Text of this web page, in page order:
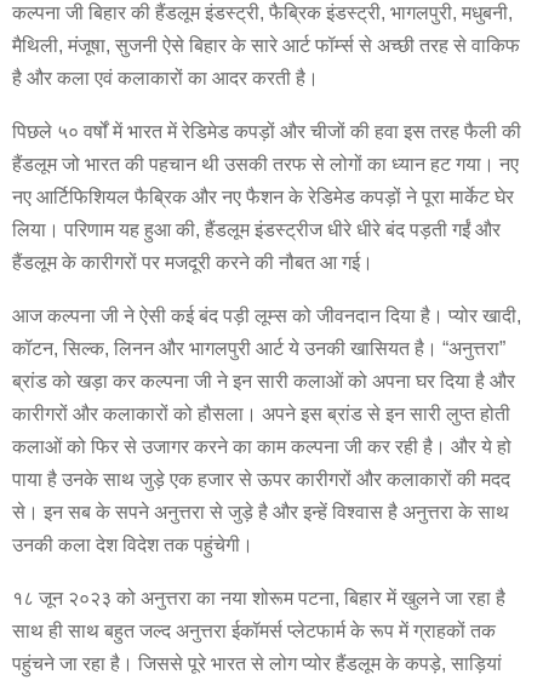
कल्पना जी बिहार की हैंडलूम इंडस्ट्री, फैब्रिक इंडस्ट्री, भागलपुरी, मधुबनी,
मैथिली, मंजूषा, सुजनी ऐसे बिहार के सारे आर्ट फॉर्म्स से अच्छी तरह से वाकिफ
है और कला एवं कलाकारों का आदर करती है।
पिछले ५० वर्षों में भारत में रेडिमेड कपड़ों और चीजों की हवा इस तरह फैली की
हैंडलूम जो भारत की पहचान थी उसकी तरफ से लोगों का ध्यान हट गया। नए
नए आर्टिफिशियल फैब्रिक और नए फैशन के रेडिमेड कपड़ों ने पूरा मार्केट घेर
लिया। परिणाम यह हुआ की, हैंडलूम इंडस्ट्रीज धीरे धीरे बंद पड़ती गईं और
हैंडलूम के कारीगरों पर मजदूरी करने की नौबत आ गई।
आज कल्पना जी ने ऐसी कई बंद पड़ी लूम्स को जीवनदान दिया है। प्योर खादी,
कॉटन, सिल्क, लिनन और भागलपुरी आर्ट ये उनकी खासियत है। “अनुत्तरा”
ब्रांड को खड़ा कर कल्पना जी ने इन सारी कलाओं को अपना घर दिया है और
कारीगरों और कलाकारों को हौसला। अपने इस ब्रांड से इन सारी लुप्त होती
कलाओं को फिर से उजागर करने का काम कल्पना जी कर रही है। और ये हो
पाया है उनके साथ जुड़े एक हजार से ऊपर कारीगरों और कलाकारों की मदद
से। इन सब के सपने अनुत्तरा से जुड़े है और इन्हें विश्वास है अनुत्तरा के साथ
उनकी कला देश विदेश तक पहुंचेगी।
१८ जून २०२३ को अनुत्तरा का नया शोरूम पटना, बिहार में खुलने जा रहा है
साथ ही साथ बहुत जल्द अनुत्तरा ईकॉमर्स प्लेटफार्म के रूप में ग्राहकों तक
पहुंचने जा रहा है। जिससे पूरे भारत से लोग प्योर हैंडलूम के कपड़े, साड़ियां